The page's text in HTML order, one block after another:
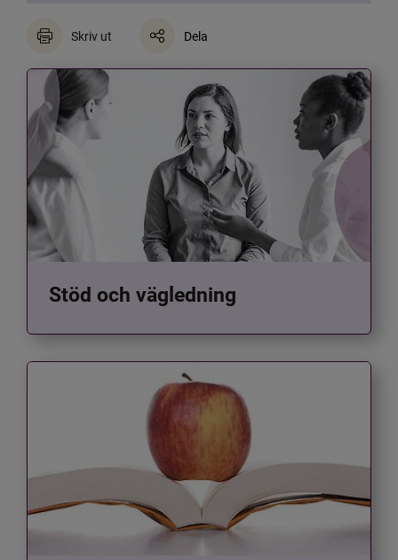
Skriv ut Dela
Stöd och vägledning